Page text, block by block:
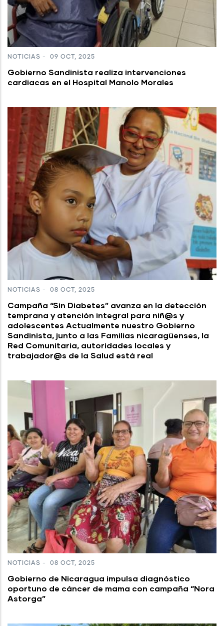
NOTICIAS - 09 OCT, 2025
Gobierno Sandinista realiza intervenciones
cardiacas en el Hospital Manolo Morales
NOTICIAS - 08 OCT, 2025
Campaña “Sin Diabetes” avanza en la detección
temprana y atención integral para niñ@s y
adolescentes Actualmente nuestro Gobierno
Sandinista, junto a las Familias nicaragüenses, la
Red Comunitaria, autoridades locales y
trabajador@s de la Salud está real
NOTICIAS - 08 OCT, 2025
Gobierno de Nicaragua impulsa diagnóstico
oportuno de cáncer de mama con campaña “Nora
Astorga”